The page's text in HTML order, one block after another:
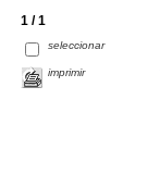
1 / 1
seleccionar
imprimir